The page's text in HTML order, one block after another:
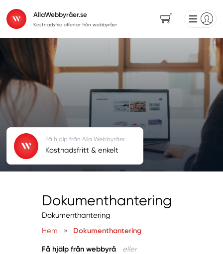
AllaWebbyråer.se
Kostnadsfria offerter från webbyråer
Dokumenthantering
Dokumenthantering
Hem
» Dokumenthantering
Få hjälp från webbyrå eller
Få hjälp från Alla Webbyråer
Kostnadsfritt & enkelt